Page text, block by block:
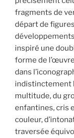
fragments de
départ de
inspiré une
forme de
dans
indistinctement
multitude, du
enfantines, cris
couleur,
traversée